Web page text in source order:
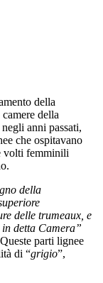
della
della
anni passati,
che ospitavano
volti femminili
della
delle trumeaux, e
detta Camera”
parti lignee
di “grigio”,